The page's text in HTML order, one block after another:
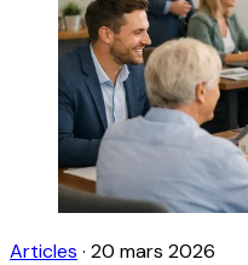
Articles · 20 mars 2026